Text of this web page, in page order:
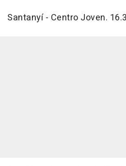
Santanyí - Centro Joven.